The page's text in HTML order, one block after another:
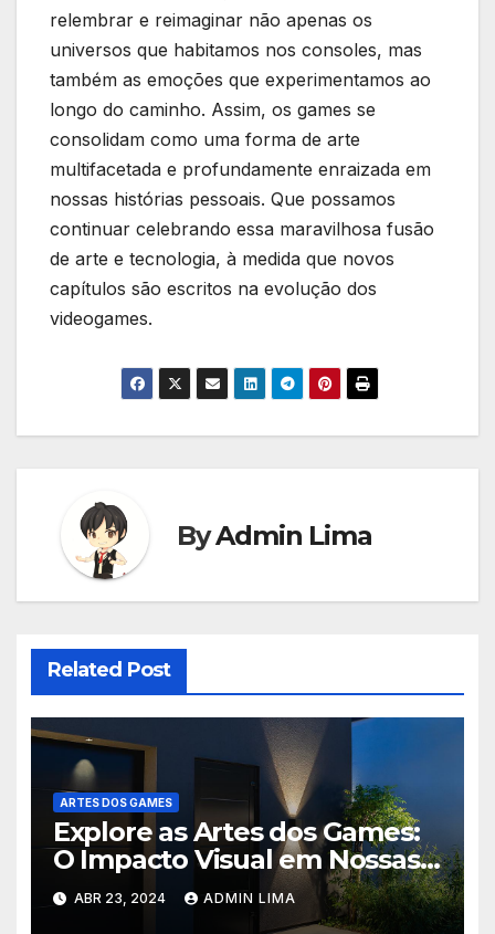
relembrar e reimaginar não⁢ apenas os⁢
universos que habitamos ⁤nos consoles,‌ mas
também‍ as emoções que⁢ experimentamos ‍ao
longo do caminho. ​Assim, os games se
consolidam como uma forma de arte
multifacetada e profundamente enraizada‌ em
⁣nossas histórias pessoais. Que possamos
continuar celebrando essa maravilhosa⁣ fusão
de arte e tecnologia, à medida⁢ que⁢ novos
capítulos são escritos na‍ evolução dos
videogames.
ByAdmin Lima
Related Post
ARTES DOS GAMES
Explore as Artes dos Games:
O Impacto Visual em Nossas
Emoções – Veja!
ABR 23, 2024 ADMIN LIMA